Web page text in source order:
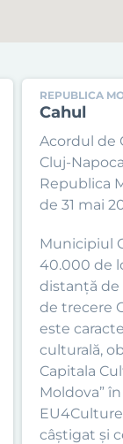
REPUBLICA
Cahul
Acordul de
Cluj-
Republica
de 31 mai
Municipiul
40.000 de
distanță de
de trecere
este
culturală,
Capitala
Moldova”
câștigat și